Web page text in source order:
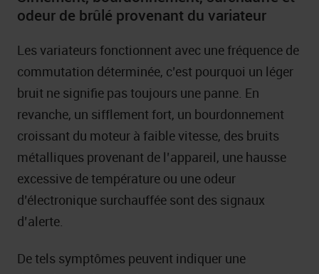
odeur de brûlé provenant du variateur
Les variateurs fonctionnent avec une fréquence de
commutation déterminée, c’est pourquoi un léger
bruit ne signifie pas toujours une panne. En
revanche, un sifflement fort, un bourdonnement
croissant du moteur à faible vitesse, des bruits
métalliques provenant de l’appareil, une hausse
excessive de température ou une odeur
d’électronique surchauffée sont des signaux
d’alerte.
De tels symptômes peuvent indiquer une